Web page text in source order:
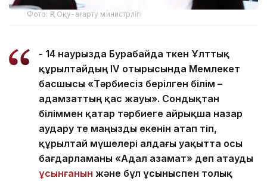
Фото: ҚР Оқу-ағарту министрлігі
- 14 наурызда Бурабайда өткен Ұлттық
құрылтайдың ІV отырысында Мемлекет
басшысы «Тәрбиесіз берілген білім –
адамзаттың қас жауы». Сондықтан
біліммен қатар тәрбиеге айрықша назар
аудару өте маңызды екенін атап өтіп,
құрылтай мүшелері алдағы уақытта осы
бағдарламаны «Адал азамат» деп атауды
ұсынғанын және бұл ұсыныспен толық